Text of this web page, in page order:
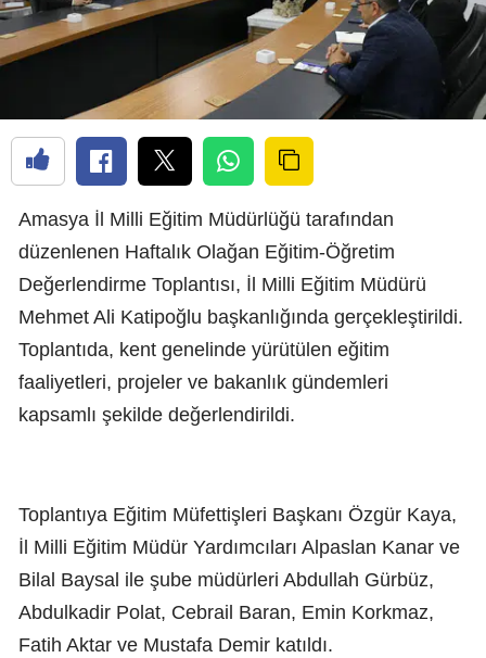
Amasya İl Milli Eğitim Müdürlüğü tarafından
düzenlenen Haftalık Olağan Eğitim-Öğretim
Değerlendirme Toplantısı, İl Milli Eğitim Müdürü
Mehmet Ali Katipoğlu başkanlığında gerçekleştirildi.
Toplantıda, kent genelinde yürütülen eğitim
faaliyetleri, projeler ve bakanlık gündemleri
kapsamlı şekilde değerlendirildi.
Toplantıya Eğitim Müfettişleri Başkanı Özgür Kaya,
İl Milli Eğitim Müdür Yardımcıları Alpaslan Kanar ve
Bilal Baysal ile şube müdürleri Abdullah Gürbüz,
Abdulkadir Polat, Cebrail Baran, Emin Korkmaz,
Fatih Aktar ve Mustafa Demir katıldı.